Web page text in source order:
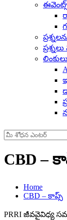
లింకులు
CBD –
Home
CBD – కాప్స్
PRRI జీవవైవిధ్య